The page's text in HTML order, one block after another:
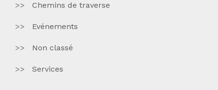
Chemins de traverse
Evénements
Non classé
Services